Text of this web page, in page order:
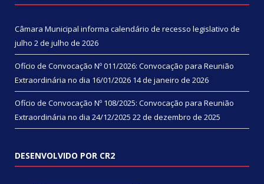
Câmara Municipal informa calendário de recesso legislativo de
julho 2 de julho de 2026
Ofício de Convocação Nº 011/2026: Convocação para Reunião
Extraordinária no dia 16/01/2026 14 de janeiro de 2026
Ofício de Convocação Nº 108/2025: Convocação para Reunião
Extraordinária no dia 24/12/2025 22 de dezembro de 2025
DESENVOLVIDO POR CR2